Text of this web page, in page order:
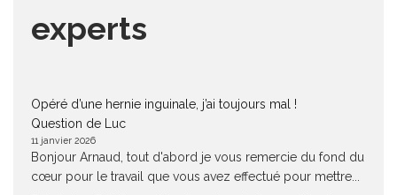
experts
Opéré d’une hernie inguinale, j’ai toujours mal !
Question de Luc
11 janvier 2026
Bonjour Arnaud, tout d'abord je vous remercie du fond du
cœur pour le travail que vous avez effectué pour mettre...